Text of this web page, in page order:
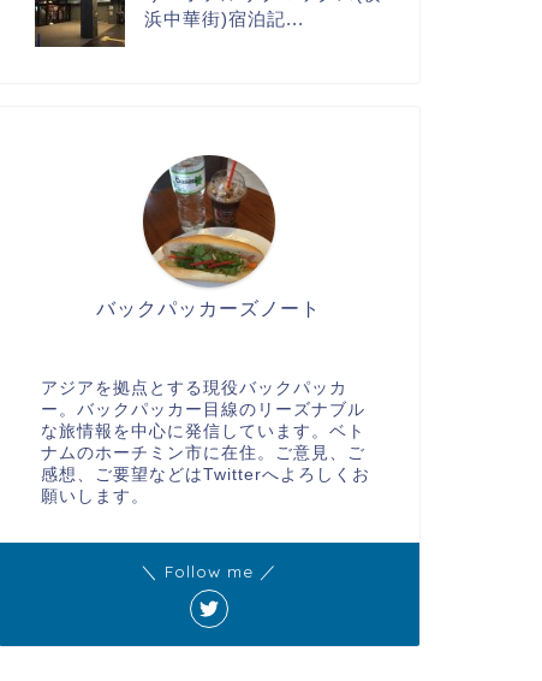
浜中華街)宿泊記...
バックパッカーズノート
アジアを拠点とする現役バックパッカ
ー。バックパッカー目線のリーズナブル
な旅情報を中心に発信しています。ベト
ナムのホーチミン市に在住。ご意見、ご
感想、ご要望などはTwitterへよろしくお
願いします。
＼ Follow me ／